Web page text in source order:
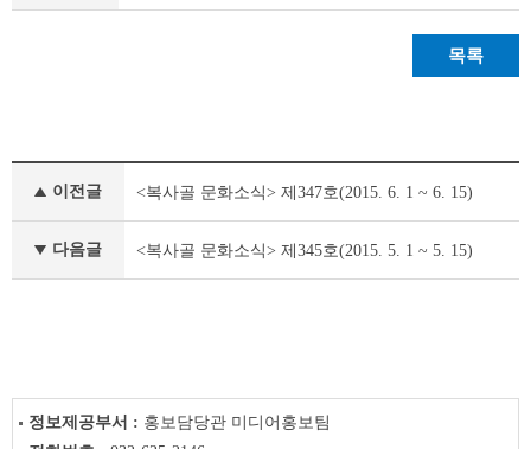
목록
&
이전글 <복사골 문화소식> 제347호(2015. 6. 1 ~ 6. 15)
다음글 <복사골 문화소식> 제345호(2015. 5. 1 ~ 5. 15)
정보제공부서 : 홍보담당관 미디어홍보팀